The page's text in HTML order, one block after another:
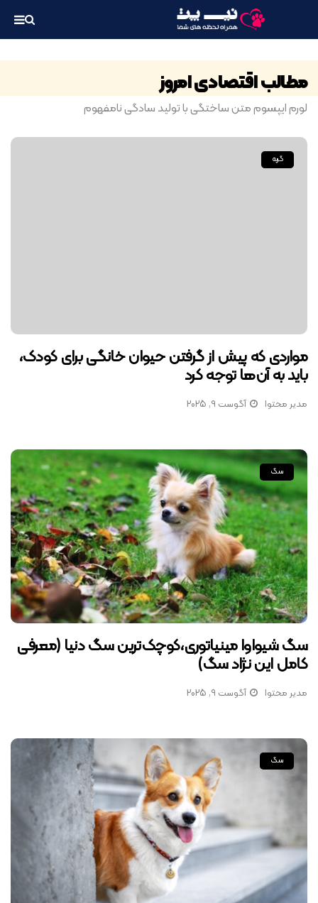
مطالب اقتصادی امروز
لورم ایپسوم متن ساختگی با تولید سادگی نامفهوم
گربه
مواردی که پیش از گرفتن حیوان خانگی برای کودک،
باید به آن‌ها توجه کرد
مدیر محتوا آگوست 9, 2025
سگ
سگ شیواوا مینیاتوری،کوچک‌ترین سگ دنیا (معرفی
کامل این نژاد سگ)
مدیر محتوا آگوست 9, 2025
سگ